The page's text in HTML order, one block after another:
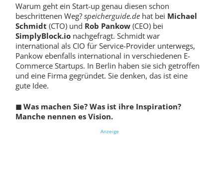
Warum geht ein Start-up genau diesen schon
beschrittenen Weg? speicherguide.dehat bei Michael
Schmidt (CTO) und Rob Pankow(CEO) bei
SimplyBlock.ionachgefragt. Schmidt war
international als CIO für Service-Provider unterwegs,
Pankow ebenfalls international in verschiedenen E-
Commerce Startups. In Berlin haben sie sich getroffen
und eine Firma gegründet. Sie denken, das ist eine
gute Idee.
◼ Was machen Sie? Was ist ihre Inspiration?
Manche nennen es Vision.
Anzeige